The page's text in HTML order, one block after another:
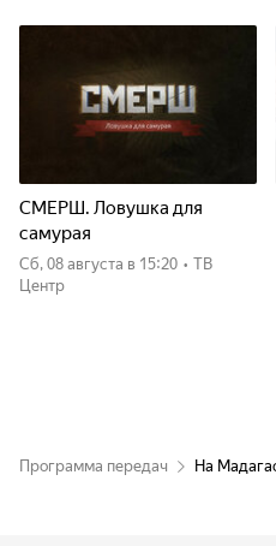
СМЕРШ. Ловушка для
самурая
сб, 08 августа в 15:20 • ТВ
Центр
Программа передач На